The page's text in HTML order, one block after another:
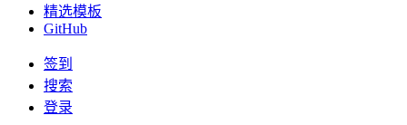
精选模板
GitHub
签到
搜索
登录